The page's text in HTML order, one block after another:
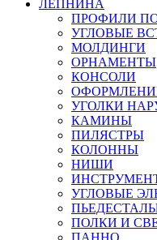
ЛЕПНИНА
ПРОФИЛИ
УГЛОВЫЕ
МОЛДИНГИ
ОРНАМЕНТЫ
КОНСОЛИ
УГОЛКИ
КАМИНЫ
ПИЛЯСТРЫ
КОЛОННЫ
НИШИ
УГЛОВЫЕ
ПОЛКИ И
ПАННО